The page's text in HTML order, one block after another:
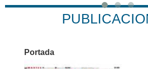
Portada